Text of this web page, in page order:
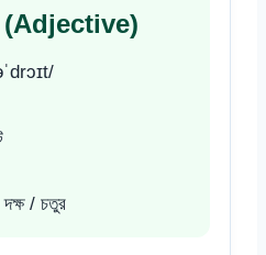
দক্ষ / চতুর